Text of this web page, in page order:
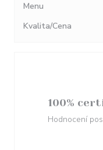
Menu
Kvalita/Cena
100%
Hodnocení